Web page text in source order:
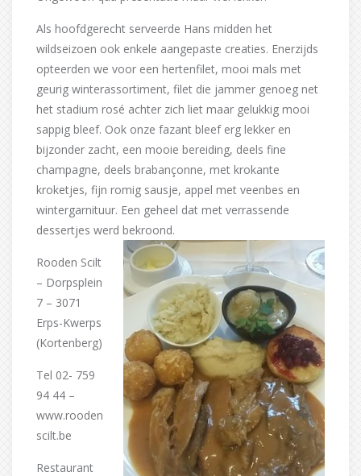
Als hoofdgerecht serveerde Hans midden het
wildseizoen ook enkele aangepaste creaties. Enerzijds
opteerden we voor een hertenfilet, mooi mals met
geurig winterassortiment, filet die jammer genoeg net
het stadium rosé achter zich liet maar gelukkig mooi
sappig bleef. Ook onze fazant bleef erg lekker en
bijzonder zacht, een mooie bereiding, deels fine
champagne, deels brabançonne, met krokante
kroketjes, fijn romig sausje, appel met veenbes en
wintergarnituur. Een geheel dat met verrassende
dessertjes werd bekroond.
Rooden Scilt
– Dorpsplein
7 – 3071
Erps-Kwerps
(Kortenberg)
Tel 02- 759
94 44 –
www.rooden
scilt.be
Restaurant